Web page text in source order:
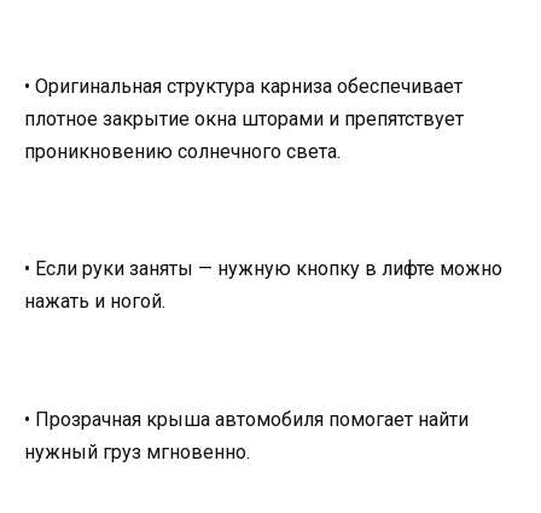
• Оригинальная структура карниза обеспечивает
плотное закрытие окна шторами и препятствует
проникновению солнечного света.
• Если руки заняты — нужную кнопку в лифте можно
нажать и ногой.
• Прозрачная крыша автомобиля помогает найти
нужный груз мгновенно.